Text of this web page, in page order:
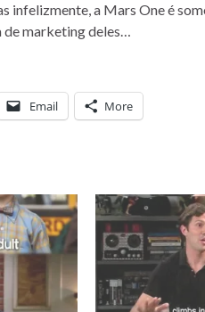
infelizmente, a Mars One é
de marketing deles…
Email More